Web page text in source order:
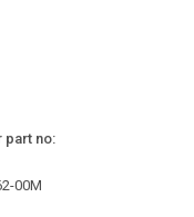
part no:
00M